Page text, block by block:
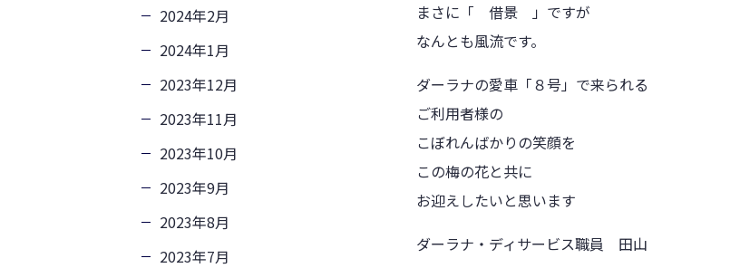
まさに「 借景 」ですが
なんとも風流です。
ダーラナの愛車「８号」で来られる
ご利用者様の
こぼれんばかりの笑顔を
この梅の花と共に
お迎えしたいと思います
ダーラナ・ディサービス職員 田山
2024年2月
2024年1月
2023年12月
2023年11月
2023年10月
2023年9月
2023年8月
2023年7月